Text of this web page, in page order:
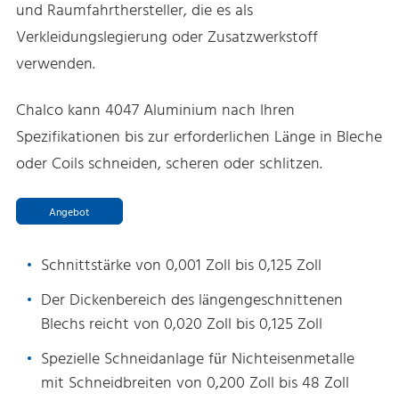
und Raumfahrthersteller, die es als
Verkleidungslegierung oder Zusatzwerkstoff
verwenden.
Chalco kann 4047 Aluminium nach Ihren
Spezifikationen bis zur erforderlichen Länge in Bleche
oder Coils schneiden, scheren oder schlitzen.
Angebot
Schnittstärke von 0,001 Zoll bis 0,125 Zoll
Der Dickenbereich des längengeschnittenen
Blechs reicht von 0,020 Zoll bis 0,125 Zoll
Spezielle Schneidanlage für Nichteisenmetalle
mit Schneidbreiten von 0,200 Zoll bis 48 Zoll